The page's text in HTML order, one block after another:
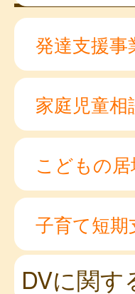
発達支援事
家庭児童相
こどもの居
子育て短期
DVに関す